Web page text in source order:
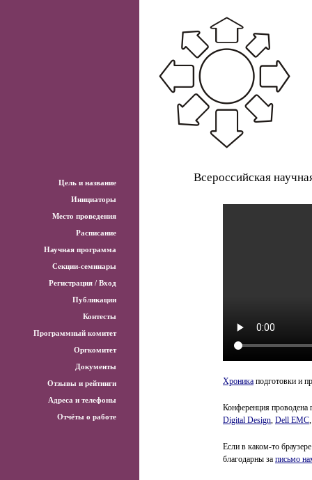
Всероссийская
Хроника подготовки и
Конференция
Digital Design, Dell EMC
Если в каком-то
благодарны за письмо
Цель и название
Инициаторы
Место проведения
Расписание
Научная программа
Секции-семинары
Регистрация / Вход
Публикации
Контесты
Программный комитет
Оргкомитет
Документы
Отзывы и рейтинги
Адреса и телефоны
Отчёты о работе